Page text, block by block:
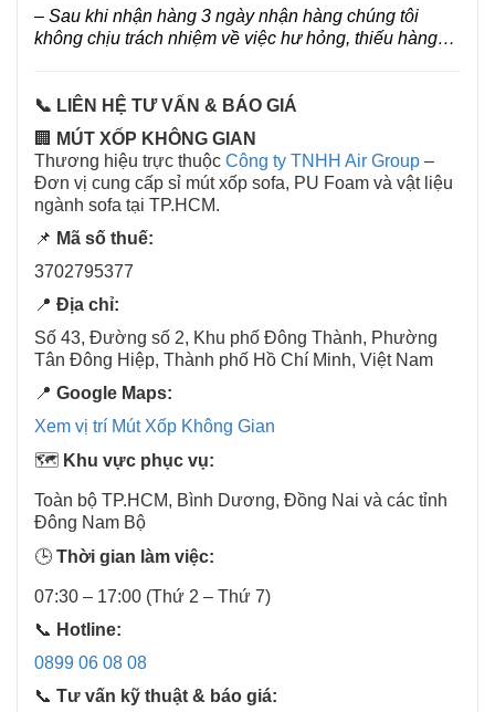
– Sau khi nhận hàng 3 ngày nhận hàng chúng tôi
không chịu trách nhiệm về việc hư hỏng, thiếu hàng…
📞 LIÊN HỆ TƯ VẤN & BÁO GIÁ
🏢
MÚT XỐP KHÔNG GIAN
Thương hiệu trực thuộc Công ty TNHH Air Group –
Đơn vị cung cấp sỉ mút xốp sofa, PU Foam và vật liệu
ngành sofa tại TP.HCM.
📌 Mã số thuế:
3702795377
📍 Địa chỉ:
Số 43, Đường số 2, Khu phố Đông Thành, Phường
Tân Đông Hiệp, Thành phố Hồ Chí Minh, Việt Nam
📍 Google Maps:
Xem vị trí Mút Xốp Không Gian
🗺️ Khu vực phục vụ:
Toàn bộ TP.HCM, Bình Dương, Đồng Nai và các tỉnh
Đông Nam Bộ
🕒 Thời gian làm việc:
07:30 – 17:00 (Thứ 2 – Thứ 7)
📞 Hotline:
0899 06 08 08
📞 Tư vấn kỹ thuật & báo giá: